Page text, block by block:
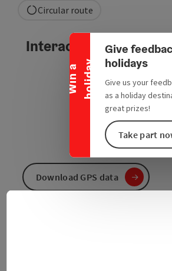
W
i
n
a
h
o
l
i
d
a y
Collapse banner
Give
holidays
Give us your
as a holiday
great prizes!
Take part
Circular route
Interactive elevation
Download GPS data